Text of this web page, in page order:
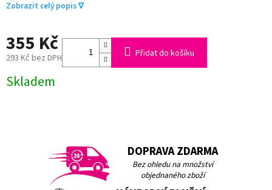
Zobrazit celý popis ∇
355 Kč
293 Kč bez DPH
Měrná
cena:
Přidat do košíku
Skladem
DOPRAVA ZDARMA
Bez ohledu na množství
objednaného zboží